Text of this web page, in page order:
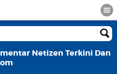
Netizen Terkini Dan